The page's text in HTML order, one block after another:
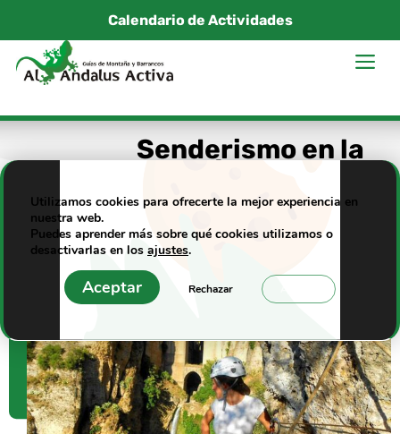
contenido
Calendario de Actividades
Senderismo en la
Serranía de Ronda
Utilizamos cookies para ofrecerte la mejor experiencia en
nuestra web.
Puedes aprender más sobre qué cookies utilizamos o
desactivarlas en los ajustes.
Aceptar Rechazar